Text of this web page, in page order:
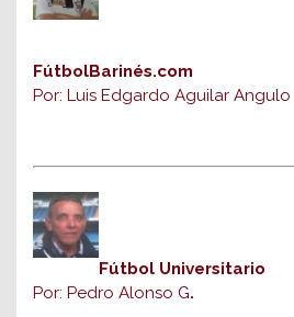
FútbolBarinés.com
Por: Luis Edgardo Aguilar Angulo
Fútbol Universitario
Por: Pedro Alonso G.